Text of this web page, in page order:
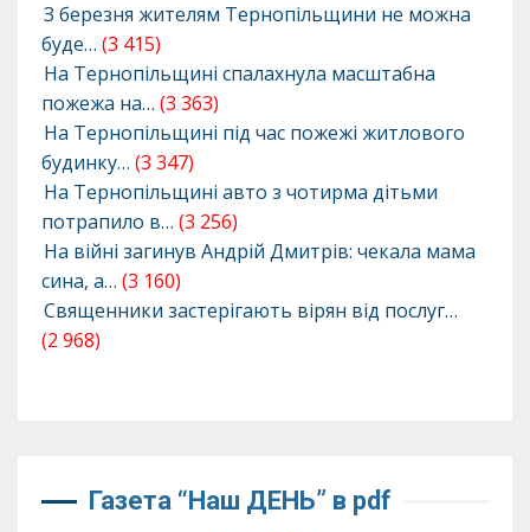
З березня жителям Тернопільщини не можна
буде… (3 415)
На Тернопільщині спалахнула масштабна
пожежа на… (3 363)
На Тернопільщині під час пожежі житлового
будинку… (3 347)
На Тернопільщині авто з чотирма дітьми
потрапило в… (3 256)
На війні загинув Андрій Дмитрів: чекала мама
сина, а… (3 160)
Священники застерігають вірян від послуг…
(2 968)
Газета “Наш ДЕНЬ” в pdf